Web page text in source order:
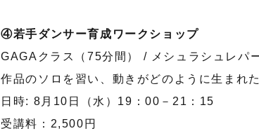
④若手ダンサー育成ワークショップ
GAGAクラス（75分間） / メシュラシュレパ
作品のソロを習い、動きがどのように生まれ
日時: 8月10日（水）19：00－21：15
受講料：2,500円